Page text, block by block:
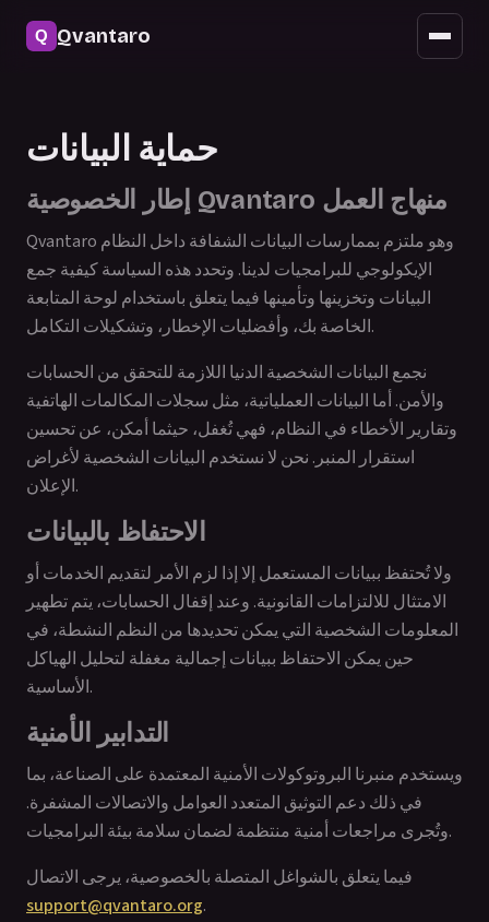
Qvantaro
الوصول عبر الهاتف المحمول
الأسئلة الشائعة
حماية البيانات
إطار الخصوصية Qvantaro منهاج العمل
Qvantaro وهو ملتزم بممارسات البيانات الشفافة داخل النظام
الإيكولوجي للبرامجيات لدينا. وتحدد هذه السياسة كيفية جمع
البيانات وتخزينها وتأمينها فيما يتعلق باستخدام لوحة المتابعة
الخاصة بك، وأفضليات الإخطار، وتشكيلات التكامل.
نجمع البيانات الشخصية الدنيا اللازمة للتحقق من الحسابات
والأمن. أما البيانات العملياتية، مثل سجلات المكالمات الهاتفية
وتقارير الأخطاء في النظام، فهي تُغفل، حيثما أمكن، عن تحسين
استقرار المنبر. نحن لا نستخدم البيانات الشخصية لأغراض
الإعلان.
الاحتفاظ بالبيانات
ولا تُحتفظ ببيانات المستعمل إلا إذا لزم الأمر لتقديم الخدمات أو
الامتثال للالتزامات القانونية. وعند إقفال الحسابات، يتم تطهير
المعلومات الشخصية التي يمكن تحديدها من النظم النشطة، في
حين يمكن الاحتفاظ ببيانات إجمالية مغفلة لتحليل الهياكل
الأساسية.
التدابير الأمنية
ويستخدم منبرنا البروتوكولات الأمنية المعتمدة على الصناعة، بما
في ذلك دعم التوثيق المتعدد العوامل والاتصالات المشفرة.
وتُجرى مراجعات أمنية منتظمة لضمان سلامة بيئة البرامجيات.
فيما يتعلق بالشواغل المتصلة بالخصوصية، يرجى الاتصال
support@qvantaro.org.